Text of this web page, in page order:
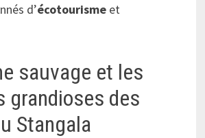
d’écotourisme et
sauvage et les
grandioses des
Stangala